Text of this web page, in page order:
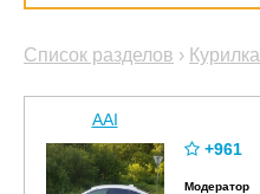
Список разделов › Курилка
AAI
+961
Модератор